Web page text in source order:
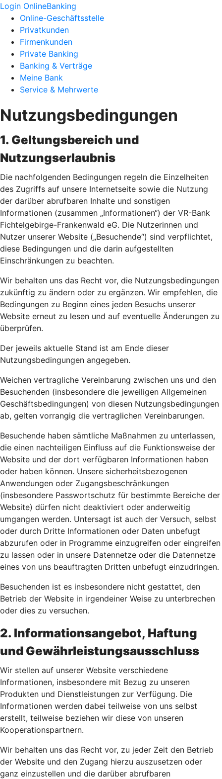
Login OnlineBanking
Online-Geschäftsstelle
Privatkunden
Firmenkunden
Private Banking
Banking & Verträge
Meine Bank
Service & Mehrwerte
Nutzungsbedingungen
1. Geltungsbereich und
Nutzungserlaubnis
Die nachfolgenden Bedingungen regeln die Einzelheiten
des Zugriffs auf unsere Internetseite sowie die Nutzung
der darüber abrufbaren Inhalte und sonstigen
Informationen (zusammen „Informationen“) der VR-Bank
Fichtelgebirge-Frankenwald eG. Die Nutzerinnen und
Nutzer unserer Website („Besuchende“) sind verpflichtet,
diese Bedingungen und die darin aufgestellten
Einschränkungen zu beachten.
Wir behalten uns das Recht vor, die Nutzungsbedingungen
zukünftig zu ändern oder zu ergänzen. Wir empfehlen, die
Bedingungen zu Beginn eines jeden Besuchs unserer
Website erneut zu lesen und auf eventuelle Änderungen zu
überprüfen.
Der jeweils aktuelle Stand ist am Ende dieser
Nutzungsbedingungen angegeben.
Weichen vertragliche Vereinbarung zwischen uns und den
Besuchenden (insbesondere die jeweiligen Allgemeinen
Geschäftsbedingungen) von diesen Nutzungsbedingungen
ab, gelten vorrangig die vertraglichen Vereinbarungen.
Besuchende haben sämtliche Maßnahmen zu unterlassen,
die einen nachteiligen Einfluss auf die Funktionsweise der
Website und der dort verfügbaren Informationen haben
oder haben können. Unsere sicherheitsbezogenen
Anwendungen oder Zugangsbeschränkungen
(insbesondere Passwortschutz für bestimmte Bereiche der
Website) dürfen nicht deaktiviert oder anderweitig
umgangen werden. Untersagt ist auch der Versuch, selbst
oder durch Dritte Informationen oder Daten unbefugt
abzurufen oder in Programme einzugreifen oder eingreifen
zu lassen oder in unsere Datennetze oder die Datennetze
eines von uns beauftragten Dritten unbefugt einzudringen.
Besuchenden ist es insbesondere nicht gestattet, den
Betrieb der Website in irgendeiner Weise zu unterbrechen
oder dies zu versuchen.
2. Informationsangebot, Haftung
und Gewährleistungsausschluss
Wir stellen auf unserer Website verschiedene
Informationen, insbesondere mit Bezug zu unseren
Produkten und Dienstleistungen zur Verfügung. Die
Informationen werden dabei teilweise von uns selbst
erstellt, teilweise beziehen wir diese von unseren
Kooperationspartnern.
Wir behalten uns das Recht vor, zu jeder Zeit den Betrieb
der Website und den Zugang hierzu auszusetzen oder
ganz einzustellen und die darüber abrufbaren